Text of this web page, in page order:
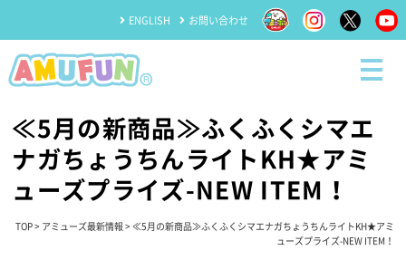
ENGLISH お問い合わせ
≪5月の新商品≫ふくふくシマエ
ナガちょうちんライトKH★アミ
ューズプライズ-NEW ITEM！
TOP> アミューズ最新情報> ≪5月の新商品≫ふくふくシマエナガちょうちんライトKH★アミ
ューズプライズ-NEW ITEM！